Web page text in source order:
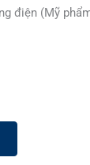
điện (Mỹ